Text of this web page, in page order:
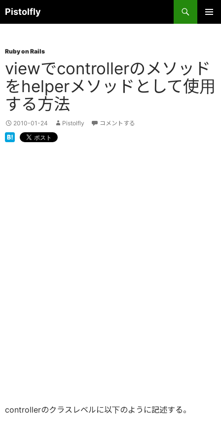
ン
ツ
へ
キ
ッ
Pistolfly
索
Ruby on Rails
viewでcontrollerのメソッド
をhelperメソッドとして使用
する方法
2010-01-24 Pistolfly コメントする
controllerのクラスレベルに以下のように記述する。